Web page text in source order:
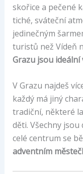
skořice a pečené
tiché, sváteční
jedinečným
turistů než Vídeň
Grazu jsou ideální
V Grazu najdeš
každý má jiný
tradiční, některé
děti. Všechny
celé centrum se
adventním